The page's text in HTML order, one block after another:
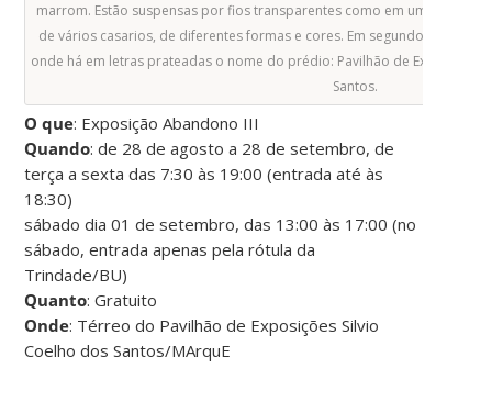
marrom. Estão suspensas por fios transparentes como em um varal.
de vários casarios, de diferentes formas e cores. Em segundo plano
onde há em letras prateadas o nome do prédio: Pavilhão de
Santos.
O que: Exposição Abandono III
Quando: de 28 de agosto a 28 de setembro, de
terça a sexta das 7:30 às 19:00 (entrada até às
18:30)
sábado dia 01 de setembro, das 13:00 às 17:00 (no
sábado, entrada apenas pela rótula da
Trindade/BU)
Quanto: Gratuito
Onde: Térreo do Pavilhão de Exposições Silvio
Coelho dos Santos/MArquE